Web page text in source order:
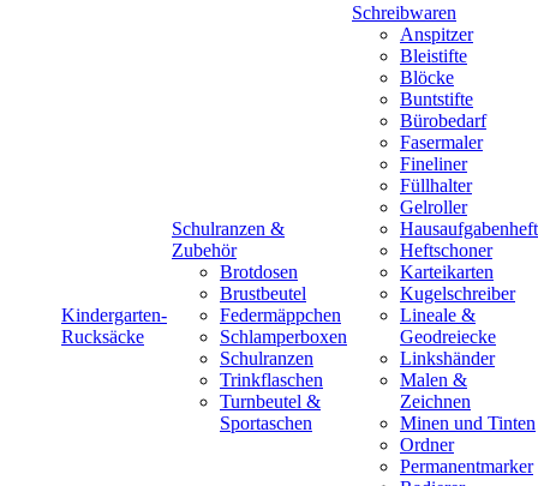
Kindergarten-
Rucksäcke
Schulranzen &
Zubehör
Brotdosen
Brustbeutel
Federmäppchen
Schlamperboxen
Schulranzen
Trinkflaschen
Turnbeutel &
Sportaschen
Schreibwaren
Anspitzer
Bleistifte
Blöcke
Buntstifte
Bürobedarf
Fasermaler
Fineliner
Füllhalter
Gelroller
Hausaufgabenheft
Heftschoner
Karteikarten
Kugelschreiber
Lineale &
Geodreiecke
Linkshänder
Malen &
Zeichnen
Minen und Tinten
Ordner
Permanentmarker